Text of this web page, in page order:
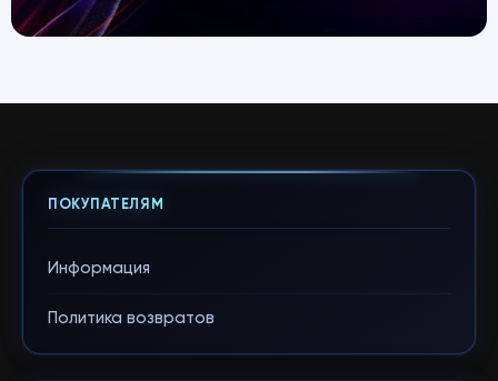
ПОКУПАТЕЛЯМ
Информация
Политика возвратов